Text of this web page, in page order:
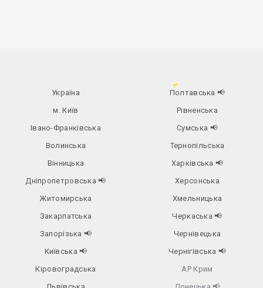
Україна
м. Київ
Івано-Франківська
Волинська
Вінницька
Дніпропетровська📢
Житомирська
Закарпатська
Запорізька 📢
Київська📢
Кіровоградська
Полтавська 📢
Рівненська
Сумська 📢
Тернопільська
Харківська 📢
Херсонська
Хмельницька
Черкаська📢
Чернівецька
Чернігівська 📢
АР Крим